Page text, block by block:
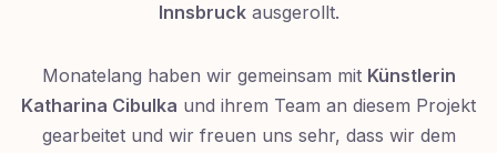
Innsbruckausgerollt.
Monatelang haben wir gemeinsam mit Künstlerin
Katharina Cibulka und ihrem Team an diesem Projekt
gearbeitet und wir freuen uns sehr, dass wir dem